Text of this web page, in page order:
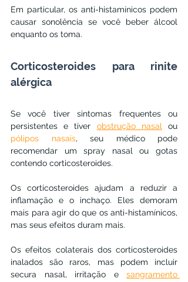
Em particular, os anti-histamínicos podem
causar sonolência se você beber álcool
enquanto os toma.
Corticosteroides para rinite
alérgica
Se você tiver sintomas frequentes ou
persistentes e tiver obstrução nasal
pólipos nasais, seu médico pode
recomendar um spray nasal ou gotas
contendo corticosteroides.
Os corticosteroides ajudam a reduzir a
inflamação e o inchaço. Eles demoram
mais para agir do que os anti-histamínicos,
mas seus efeitos duram mais.
Os efeitos colaterais dos corticosteroides
inalados são raros, mas podem incluir
secura nasal, irritação e sangramento